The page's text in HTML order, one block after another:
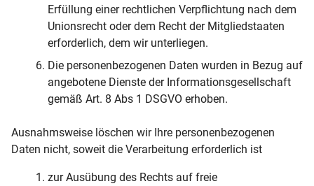
Erfüllung einer rechtlichen Verpflichtung nach dem
Unionsrecht oder dem Recht der Mitgliedstaaten
erforderlich, dem wir unterliegen.
Die personenbezogenen Daten wurden in Bezug auf
angebotene Dienste der Informationsgesellschaft
gemäß Art. 8 Abs 1 DSGVO erhoben.
Ausnahmsweise löschen wir Ihre personenbezogenen
Daten nicht, soweit die Verarbeitung erforderlich ist
zur Ausübung des Rechts auf freie